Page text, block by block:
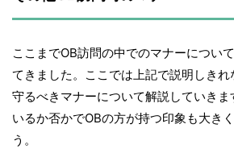
ここまでOB訪問の中でのマナーについ
てきました。ここでは上記で説明しき
守るべきマナーについて解説していきま
いるか否かでOBの方が持つ印象も大き
う。